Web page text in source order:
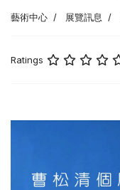
藝術中心 展覽訊息
Ratings